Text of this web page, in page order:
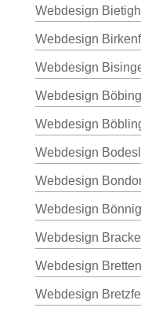
Webdesign
Webdesign
Webdesign
Webdesign
Webdesign
Webdesign
Webdesign
Webdesign
Webdesign
Webdesign Bretten
Webdesign